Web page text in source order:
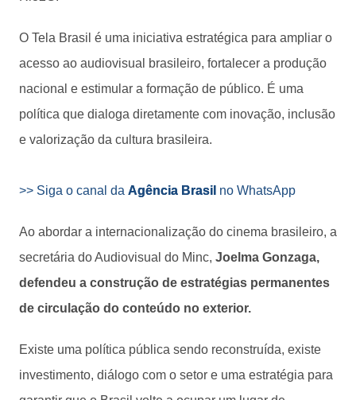
O Tela Brasil é uma iniciativa estratégica para ampliar o
acesso ao audiovisual brasileiro, fortalecer a produção
nacional e estimular a formação de público. É uma
política que dialoga diretamente com inovação, inclusão
e valorização da cultura brasileira.
>> Siga o canal da Agência Brasil no WhatsApp
Ao abordar a internacionalização do cinema brasileiro, a
secretária do Audiovisual do Minc, Joelma Gonzaga,
defendeu a construção de estratégias permanentes
de circulação do conteúdo no exterior.
Existe uma política pública sendo reconstruída, existe
investimento, diálogo com o setor e uma estratégia para